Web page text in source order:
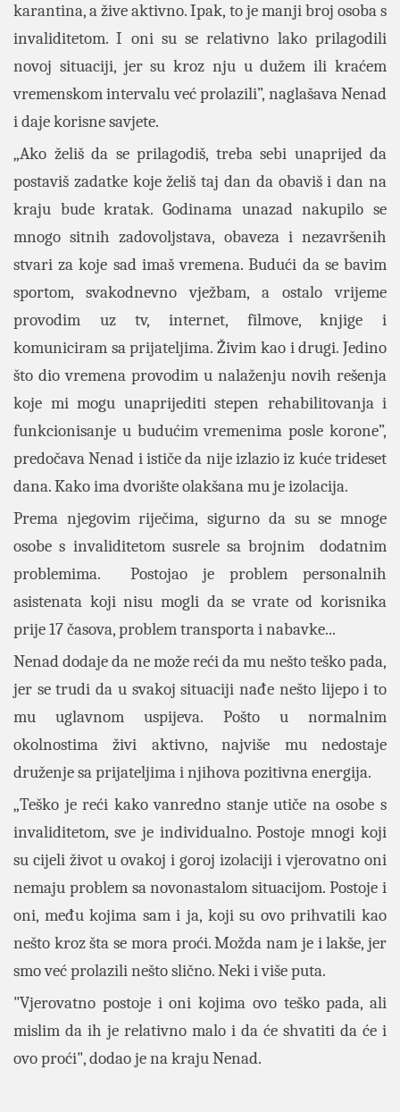
karantina, a žive aktivno. Ipak, to je manji broj osoba s
invaliditetom. I oni su se relativno lako prilagodili
novoj situaciji, jer su kroz nju u dužem ili kraćem
vremenskom intervalu već prolazili”, naglašava Nenad
i daje korisne savjete.
„Ako želiš da se prilagodiš, treba sebi unaprijed da
postaviš zadatke koje želiš taj dan da obaviš i dan na
kraju bude kratak. Godinama unazad nakupilo se
mnogo sitnih zadovoljstava, obaveza i nezavršenih
stvari za koje sad imaš vremena. Budući da se bavim
sportom, svakodnevno vježbam, a ostalo vrijeme
provodim uz tv, internet, filmove, knjige i
komuniciram sa prijateljima. Živim kao i drugi. Jedino
što dio vremena provodim u nalaženju novih rešenja
koje mi mogu unaprijediti stepen rehabilitovanja i
funkcionisanje u budućim vremenima posle korone”,
predočava Nenad i ističe da nije izlazio iz kuće trideset
dana. Kako ima dvorište olakšana mu je izolacija.
Prema njegovim riječima, sigurno da su se mnoge
osobe s invaliditetom susrele sa brojnim dodatnim
problemima. Postojao je problem personalnih
asistenata koji nisu mogli da se vrate od korisnika
prije 17 časova, problem transporta i nabavke...
Nenad dodaje da ne može reći da mu nešto teško pada,
jer se trudi da u svakoj situaciji nađe nešto lijepo i to
mu uglavnom uspijeva. Pošto u normalnim
okolnostima živi aktivno, najviše mu nedostaje
druženje sa prijateljima i njihova pozitivna energija.
„Teško je reći kako vanredno stanje utiče na osobe s
invaliditetom, sve je individualno. Postoje mnogi koji
su cijeli život u ovakoj i goroj izolaciji i vjerovatno oni
nemaju problem sa novonastalom situacijom. Postoje i
oni, među kojima sam i ja, koji su ovo prihvatili kao
nešto kroz šta se mora proći. Možda nam je i lakše, jer
smo već prolazili nešto slično. Neki i više puta.
"Vjerovatno postoje i oni kojima ovo teško pada, ali
mislim da ih je relativno malo i da će shvatiti da će i
ovo proći", dodao je na kraju Nenad.